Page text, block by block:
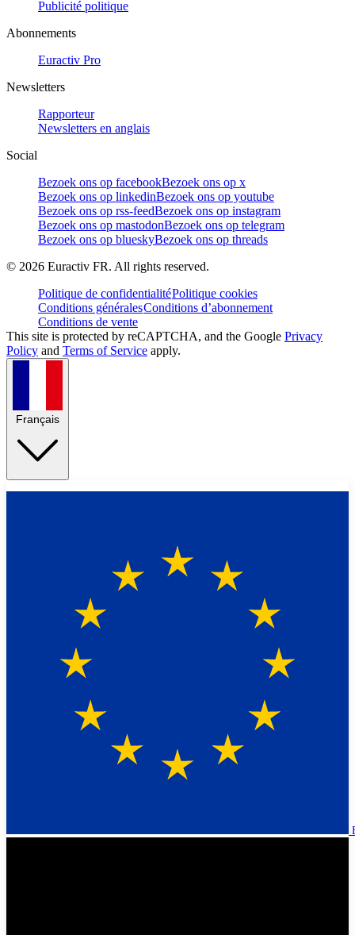
Publicité politique
Abonnements
Euractiv Pro
Newsletters
Rapporteur
Newsletters en anglais
Social
Bezoek ons op facebookBezoek ons op x
Bezoek ons op linkedinBezoek ons op youtube
Bezoek ons op rss-feedBezoek ons op instagram
Bezoek ons op mastodonBezoek ons op telegram
Bezoek ons op blueskyBezoek ons op threads
© 2026 Euractiv FR. All rights reserved.
Politique de confidentialitéPolitique cookies
Conditions généralesConditions d’abonnement
Conditions de vente
This site is protected by reCAPTCHA, and the Google Privacy
Policy and Terms of Service apply.
Français